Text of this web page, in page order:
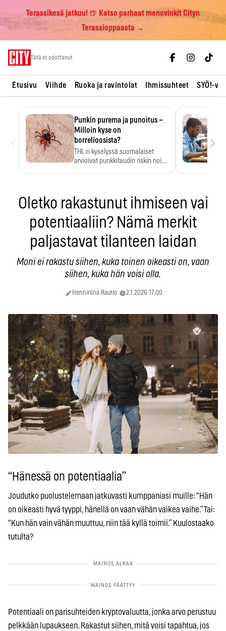
Terassikesä jatkuu! 🍺 Katso parhaat menovinkit Cityn
Terassioppaasta →
Tätä et odottanut
Etusivu Viihde Ruoka ja ravintolat Ihmissuhteet SYÖ!-
Punkin purema ja punoitus –
Milloin kyse on
borrelioosista?
THL:n kyselyssä suomalaiset
arvioivat punkkitaudin riskin noin
›
Oletko rakastunut ihmiseen vai
potentiaaliin? Nämä merkit
paljastavat tilanteen laidan
Moni ei rakastu siihen, kuka toinen oikeasti on, vaan
siihen, kuka hän voisi olla.
Henniriina Rautio 2.1.2026 17:00
“Hänessä on potentiaalia”
Joudutko puolustelemaan jatkuvasti kumppaniasi muille: “Hän
on oikeasti hyvä tyyppi, hänellä on vaan vähän vaikea vaihe.” Tai:
“Kun hän vain vähän muuttuu, niin tää kyllä toimii.” Kuulostaako
tutulta?
Potentiaali on parisuhteiden kryptovaluutta, jonka arvo perustuu
pelkkään lupaukseen. Rakastut siihen, mitä voisi tapahtua, jos